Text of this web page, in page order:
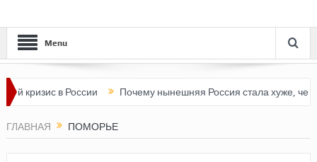
Menu
в России Почему нынешняя Россия стала хуже, чем СССР?
ГЛАВНАЯ ПОМОРЬЕ